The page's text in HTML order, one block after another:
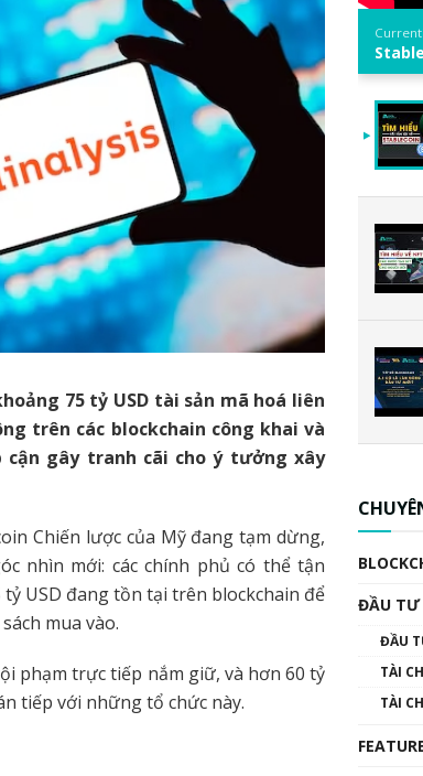
75 tỷ USD tài sản mã hoá liên
trên các blockchain công khai và
gây tranh cãi cho ý tưởng xây
Chiến lược của Mỹ đang tạm dừng,
nhìn mới: các chính phủ có thể tận
USD đang tồn tại trên blockchain để
mua vào.
phạm trực tiếp nắm giữ, và hơn 60 tỷ
tiếp với những tổ chức này.
ĐẦU TƯ
ĐẦU
TÀI
TÀI